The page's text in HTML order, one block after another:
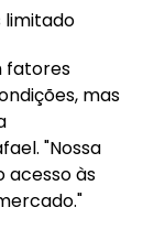
limitado
fatores
mas
"Nossa
acesso às